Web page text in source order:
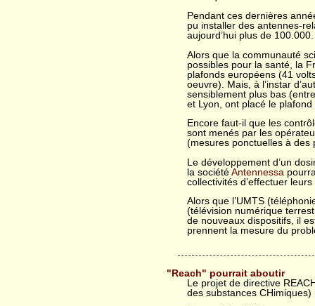
Pendant ces dernières
pu installer des antennes-
aujourd’hui plus de 100.000.
Alors que la communauté
possibles pour la santé, la
plafonds européens (41
oeuvre). Mais, à l’instar
sensiblement plus bas
et Lyon, ont placé le plafond
Encore faut-il que les
sont menés par les
(mesures ponctuelles à des
Le développement d’un
la sociétéAntennessa
collectivités d’effectuer
Alors que l’UMTS
(télévision numérique
de nouveaux dispositifs, il
prennent la mesure du
"Reach" pourrait aboutir
Le projet de directive
des substances CHimiques)